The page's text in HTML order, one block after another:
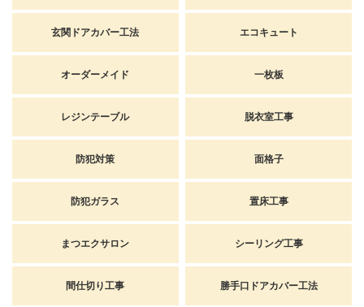
玄関ドアカバー工法 エコキュート
オーダーメイド 一枚板
レジンテーブル 脱衣室工事
防犯対策 面格子
防犯ガラス 置床工事
まつエクサロン シーリング工事
間仕切り工事 勝手口ドアカバー工法